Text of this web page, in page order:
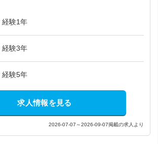
年収370万円 ／ 経験1年
年収450万円 ／ 経験3年
年収600万円 ／ 経験5年
求人情報を見る
2026-07-07～2026-09-07掲載の求人より